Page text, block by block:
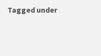
Tagged under